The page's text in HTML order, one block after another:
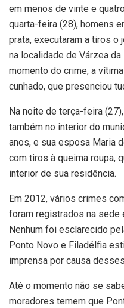
em menos de vinte e
quarta-feira (28), homens
prata, executaram a tiros o
na localidade de Várzea
momento do crime, a
cunhado, que presenciou
Na noite de terça-feira
também no interior do
anos, e sua esposa Maria
com tiros à queima roupa,
interior de sua residência.
Em 2012, vários crimes
foram registrados na sede
Nenhum foi esclarecido
Ponto Novo e Filadélfia
imprensa por causa
Até o momento não se
moradores temem que